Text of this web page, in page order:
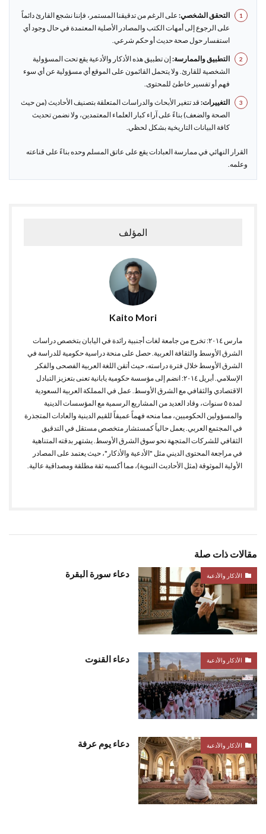
التحقق الشخصي: على الرغم من تدقيقنا المستمر، فإننا نشجع القارئ دائماً
على الرجوع إلى أمهات الكتب والمصادر الأصلية المعتمدة في حال وجود أي
استفسار حول صحة حديث أو حكم شرعي.
التطبيق والممارسة:إن تطبيق هذه الأذكار والأدعية يقع تحت المسؤولية
الشخصية للقارئ. ولا يتحمل القائمون على الموقع أي مسؤولية عن أي سوء
فهم أو تفسير خاطئ للمحتوى.
التغييرات: قد تتغير الأبحاث والدراسات المتعلقة بتصنيف الأحاديث (من حيث
الصحة والضعف) بناءً على آراء كبار العلماء المعتمدين، ولا نضمن تحديث
كافة البيانات التاريخية بشكل لحظي.
القرار النهائي في ممارسة العبادات يقع على عاتق المسلم وحده بناءً على قناعته
وعلمه.
المؤلف
Kaito Mori
مارس ٢٠١٤: تخرج من جامعة لغات أجنبية رائدة في اليابان بتخصص دراسات
الشرق الأوسط والثقافة العربية. حصل على منحة دراسية حكومية للدراسة في
الشرق الأوسط خلال فترة دراسته، حيث أتقن اللغة العربية الفصحى والفكر
الإسلامي. أبريل ٢٠١٤: انضم إلى مؤسسة حكومية يابانية تعنى بتعزيز التبادل
الاقتصادي والثقافي مع الشرق الأوسط. عمل في المملكة العربية السعودية
لمدة ٥ سنوات، وقاد العديد من المشاريع الرسمية مع المؤسسات الدينية
والمسؤولين الحكوميين، مما منحه فهماً عميقاً للقيم الدينية والعادات المتجذرة
في المجتمع العربي. يعمل حالياً كمستشار متخصص مستقل في التدقيق
الثقافي للشركات المتجهة نحو سوق الشرق الأوسط. يشتهر بدقته المتناهية
في مراجعة المحتوى الديني مثل "الأدعية والأذكار"، حيث يعتمد على المصادر
الأولية الموثوقة (مثل الأحاديث النبوية)، مما أكسبه ثقة مطلقة ومصداقية عالية.
مقالات ذات صلة
الأذكار والأدعية دعاء سورة البقرة
الأذكار والأدعية دعاء القنوت
الأذكار والأدعية دعاء يوم عرفة